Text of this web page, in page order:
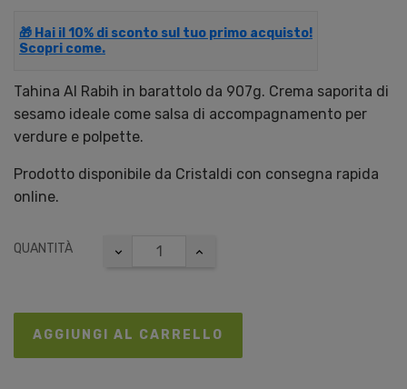
🎁 Hai il 10% di sconto sul tuo primo acquisto!
Scopri come.
Tahina Al Rabih in barattolo da 907g. Crema saporita di
sesamo ideale come salsa di accompagnamento per
verdure e polpette.
Prodotto disponibile da Cristaldi con consegna rapida
online.
QUANTITÀ
AGGIUNGI AL CARRELLO